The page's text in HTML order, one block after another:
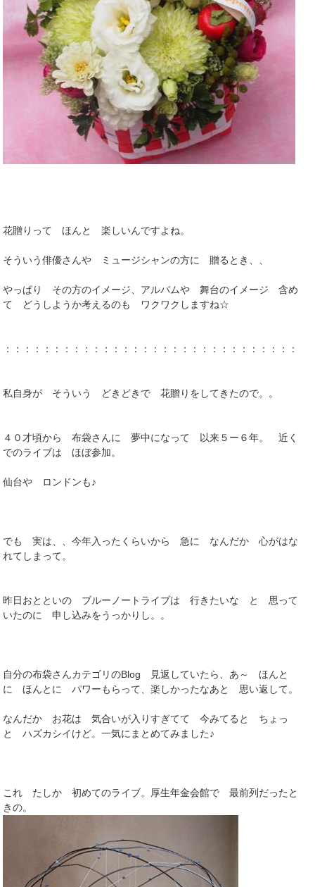
花贈りって ほんと 楽しいんですよね。
そういう俳優さんや ミュージシャンの方に 贈るとき、、
やっぱり その方のイメージ、アルバムや 舞台のイメージ 含め
て どうしようか考えるのも ワクワクしますね☆
：：：：：：：：：：：：：：：：：：：：：：：：：：：：：：：
私自身が そういう どきどきで 花贈りをしてきたので。。
４０才頃から 布袋さんに 夢中になって 以来５ー６年。 近く
でのライブは ほぼ参加。
仙台や ロンドンも♪
でも 実は、、今年入ったくらいから 急に なんだか 心がはな
れてしまって。
昨日おとといの ブルーノートライブは 行きたいな と 思って
いたのに 申し込みをうっかりし。。
自分の布袋さんカテゴリのBlog 見返していたら、あ～ ほんと
に ほんとに パワーもらって、楽しかったなあと 思い返して。
なんだか お花は 気合いが入りすぎてて 今みてると ちょっ
と ハズカシイけど。一気にまとめてみました♪
これ たしか 初めてのライブ。厚生年金会館で 最前列だったと
きの。